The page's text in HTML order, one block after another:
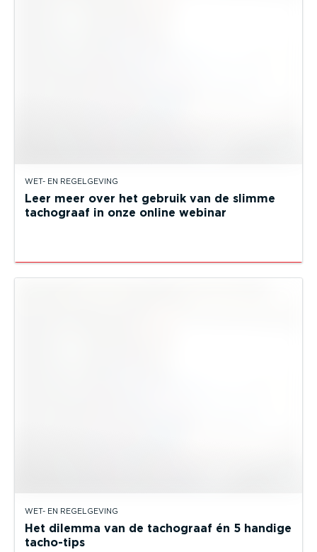
WET- EN REGELGEVING
Leer meer over het gebruik van de slimme
tachograaf in onze online webinar
WET- EN REGELGEVING
Het dilemma van de tachograaf én 5 handige
tacho-tips